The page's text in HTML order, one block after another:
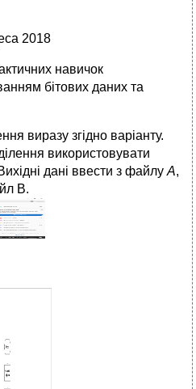
2018
навичок
бітових даних та
виразу згідно варіанту.
використовувати
дані ввести з файлу А,
В.